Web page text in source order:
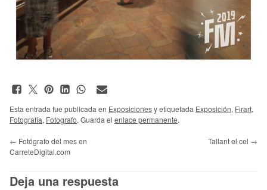
Esta entrada fue publicada en Exposicionesy etiquetada Exposición, Firart,
Fotografía, Fotografo. Guarda el enlace permanente.
← Fotógrafo del mes en
CarreteDigital.com
Tallant el cel →
Deja una respuesta